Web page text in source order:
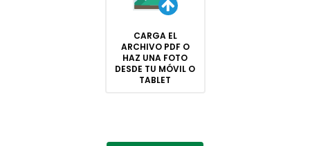
CARGA EL
ARCHIVO PDF O
HAZ UNA FOTO
DESDE TU MÓVIL O
TABLET